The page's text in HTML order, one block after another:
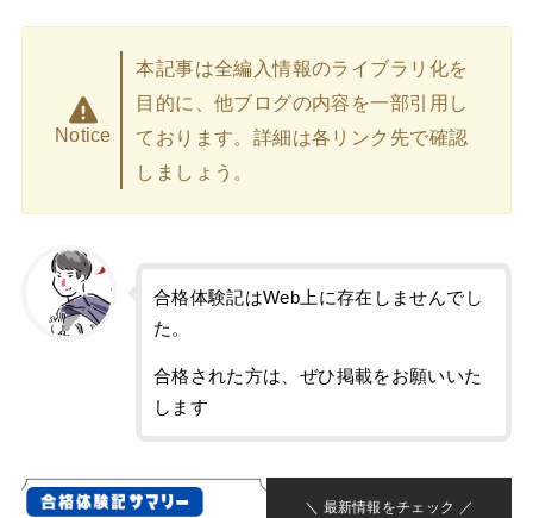
Notice
本記事は全編入情報のライブラリ化を
目的に、他ブログの内容を一部引用し
ております。詳細は各リンク先で確認
しましょう。
合格体験記はWeb上に存在しませんでし
た。
合格された方は、ぜひ掲載をお願いいた
します
＼ 最新情報をチェック ／